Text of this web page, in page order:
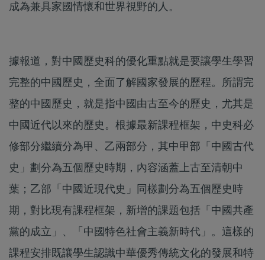
成為兼具家國情懷和世界視野的人。
據報道，對中國歷史科的優化重點就是要讓學生學習
完整的中國歷史，全面了解國家發展的歷程。所謂完
整的中國歷史，就是指中國由古至今的歷史，尤其是
中國近代以來的歷史。根據最新課程框架，中史科必
修部分繼續分為甲、乙兩部分，其中甲部「中國古代
史」劃分為五個歷史時期，內容涵蓋上古至清朝中
葉；乙部「中國近現代史」同樣劃分為五個歷史時
期，對比現有課程框架，新增的課題包括「中國共產
黨的成立」、「中國特色社會主義新時代」。這樣的
課程安排既讓學生認識中華優秀傳統文化的發展和特